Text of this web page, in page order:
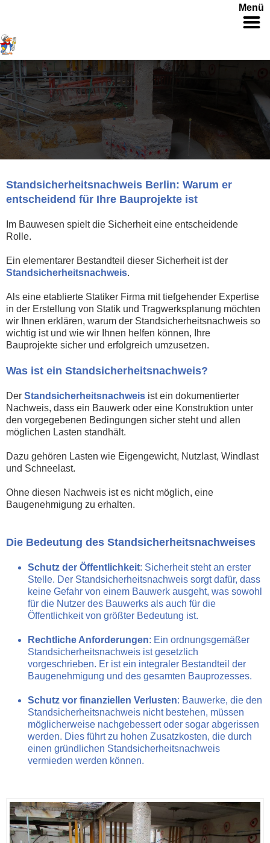
Menü
Standsicherheitsnachweis Berlin: Warum er
entscheidend für Ihre Bauprojekte ist
Im Bauwesen spielt die Sicherheit eine entscheidende
Rolle.
Ein elementarer Bestandteil dieser Sicherheit ist der
Standsicherheitsnachweis.
Als eine etablierte Statiker Firma mit tiefgehender Expertise
in der Erstellung von Statik und Tragwerksplanung möchten
wir Ihnen erklären, warum der Standsicherheitsnachweis so
wichtig ist und wie wir Ihnen helfen können, Ihre
Bauprojekte sicher und erfolgreich umzusetzen.
Was ist ein Standsicherheitsnachweis?
Der Standsicherheitsnachweis ist ein dokumentierter
Nachweis, dass ein Bauwerk oder eine Konstruktion unter
den vorgegebenen Bedingungen sicher steht und allen
möglichen Lasten standhält.
Dazu gehören Lasten wie Eigengewicht, Nutzlast, Windlast
und Schneelast.
Ohne diesen Nachweis ist es nicht möglich, eine
Baugenehmigung zu erhalten.
Die Bedeutung des Standsicherheitsnachweises
Schutz der Öffentlichkeit: Sicherheit steht an erster
Stelle. Der Standsicherheitsnachweis sorgt dafür, dass
keine Gefahr von einem Bauwerk ausgeht, was sowohl
für die Nutzer des Bauwerks als auch für die
Öffentlichkeit von größter Bedeutung ist.
Rechtliche Anforderungen: Ein ordnungsgemäßer
Standsicherheitsnachweis ist gesetzlich
vorgeschrieben. Er ist ein integraler Bestandteil der
Baugenehmigung und des gesamten Bauprozesses.
Schutz vor finanziellen Verlusten: Bauwerke, die den
Standsicherheitsnachweis nicht bestehen, müssen
möglicherweise nachgebessert oder sogar abgerissen
werden. Dies führt zu hohen Zusatzkosten, die durch
einen gründlichen Standsicherheitsnachweis
vermieden werden können.